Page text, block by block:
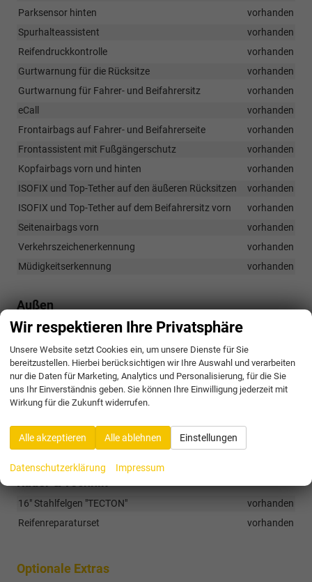
Parksensor hinten
vorhanden
Spurhalteassistent
vorhanden
Reifendruckkontrolle
vorhanden
Gurtwarnung für die Rücksitze
vorhanden
Gurtwarnung für Fahrer- und Beifahrersitz
vorhanden
eCall
vorhanden
Frontairbags auf Fahrer- und Beifahrerseite
vorhanden
Frontassistent mit Fußgängerschutz
vorhanden
Kopfairbags vorn und hinten
vorhanden
ISOFIX und Top-Tether auf den äußeren Rücksitzen
vorhanden
ISOFIX und Top-Tether auf dem Beifahrersitz vorn
vorhanden
Seitenairbags vorn
vorhanden
Verkehrszeichenerkennung
vorhanden
Müdigkeitserkennung
vorhanden
Außen
Anhängevorrichtung Vorbereitung
Basis LED-Rückleuchten
vorhanden
Basis LED-Scheinwerfer
vorhanden
Designelemente an Stoßfängern in Schwarz
vorhanden
In Wagenfarbe lackierte Außenspiegel
Fensterleisten in Mattschwarz
Nebelscheinwerfer
Räder & Technik
16" Stahlfelgen "TECTON"
vorhanden
Reifenreparaturset
vorhanden
Optionale Extras
Wir respektieren Ihre Privatsphäre
Unsere Website setzt Cookies ein, um unsere Dienste für Sie
bereitzustellen. Hierbei berücksichtigen wir Ihre Auswahl und verarbeiten
nur die Daten für Marketing, Analytics und Personalisierung, für die Sie
uns Ihr Einverständnis geben. Sie können Ihre Einwilligung jederzeit mit
Wirkung für die Zukunft widerrufen.
Alle akzeptieren Alle ablehnen Einstellungen
Datenschutzerklärung Impressum